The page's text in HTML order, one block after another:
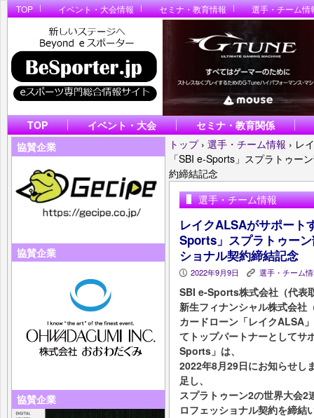
TOP イベント・大会情報 セミナ・教育情報 選手・チーム情
TOP イベント・大会
セミナ・教育関係
協賛企業
協賛企業
協賛企業
トップ › 選手・チーム情報 › レ
「SBI e-Sports」スプラトゥー
約締結記念
選手・チーム情報
レイクALSAがサポート
Sports」スプラトゥー
ショナル契約締結記念
P 2022年9月9日 K 選手・チーム
SBI e-Sports株式会社（代表
新生フィナンシャル株式会
カードローン「レイクALSA
てトップパートナーとしてサ
Sports」は、
2022年8月29日にお知らせし
足し、
スプラトゥーン2の世界大会2
ロフェッショナル契約を締結